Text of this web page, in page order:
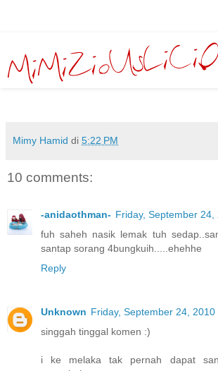
Mimy Hamid di 5:22 PM
10 comments:
-anidaothman- Friday, September 24,
fuh saheh nasik lemak tuh
santap sorang 4bungkuih.....ehehhe
Reply
Unknown Friday, September 24, 2010
singgah tinggal komen :)
i ke melaka tak pernah dapat